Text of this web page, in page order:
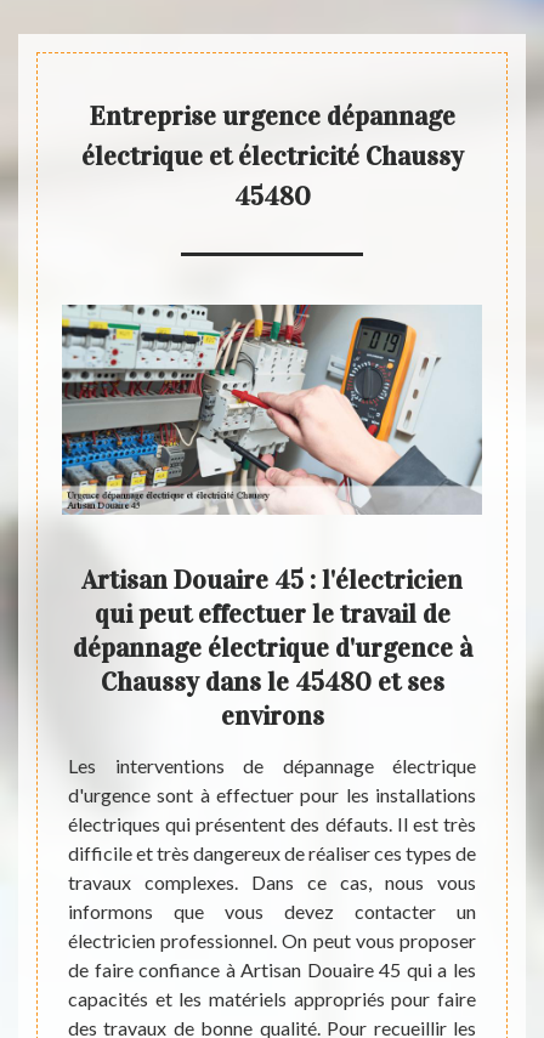
Entreprise urgence dépannage
électrique et électricité Chaussy
45480
de
des
au
sont
de
le
Artisan Douaire 45 : l'électricien
qui peut effectuer le travail de
dépannage électrique d'urgence à
Chaussy dans le 45480 et ses
environs
Les interventions de dépannage électrique
d'urgence sont à effectuer pour les installations
électriques qui présentent des défauts. Il est très
difficile et très dangereux de réaliser ces types de
travaux complexes. Dans ce cas, nous vous
informons que vous devez contacter un
électricien professionnel. On peut vous proposer
de faire confiance à Artisan Douaire 45 qui a les
capacités et les matériels appropriés pour faire
des travaux de bonne qualité. Pour recueillir les
-
Au
vous
de
ces
des